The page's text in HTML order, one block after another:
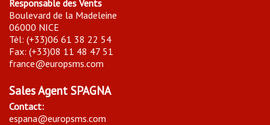
Responsable des Vents
Boulevard de la Madeleine
06000 NICE
Tèl: (+33)06 61 38 22 54
Fax: (+33)08 11 48 47 51
france@europsms.com
Sales Agent SPAGNA
Contact:
espana@europsms.com